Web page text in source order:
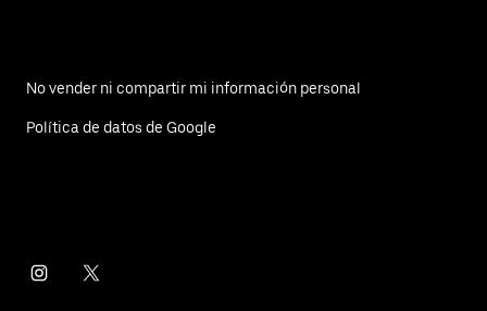
No vender ni compartir mi información personal
Política de datos de Google